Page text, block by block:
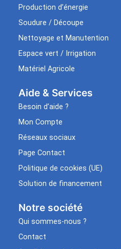
Production d’énergie
Soudure / Découpe
Nettoyage et Manutention
Espace vert / Irrigation
Matériel Agricole
Aide & Services​
Besoin d’aide ?
Mon Compte
Réseaux sociaux
Page Contact
Politique de cookies (UE)
Solution de financement
Notre société
Qui sommes-nous ?
Contact